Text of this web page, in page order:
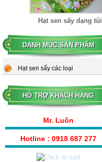
Hạt sen sấy dạng hộp
DANH MỤC SẢN PHẨM
Hạt sen sấy các loại
HỖ TRỢ KHÁCH HÀNG
Mr. Luôn
Hotline : 0918 687 277
Hạt sen sấy